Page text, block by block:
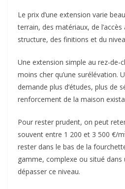
Le prix d’une extension varie
terrain, des matériaux, de
structure, des finitions et du
Une extension simple au rez-de-
moins cher qu’une surélévation.
demande plus d’études, plus de
renforcement de la maison
Pour rester prudent, on peut
souvent entre 1 200 et 3 500 €/
rester dans le bas de la
gamme, complexe ou situé dans
dépasser ce niveau.